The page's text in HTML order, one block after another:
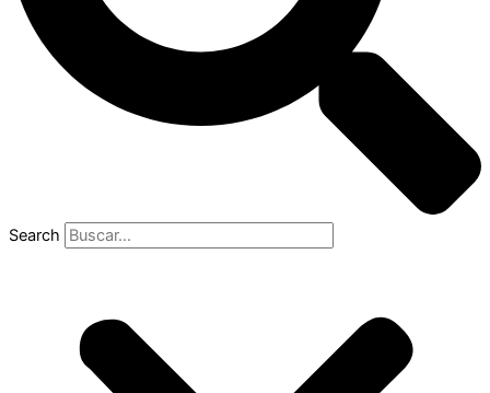
Search